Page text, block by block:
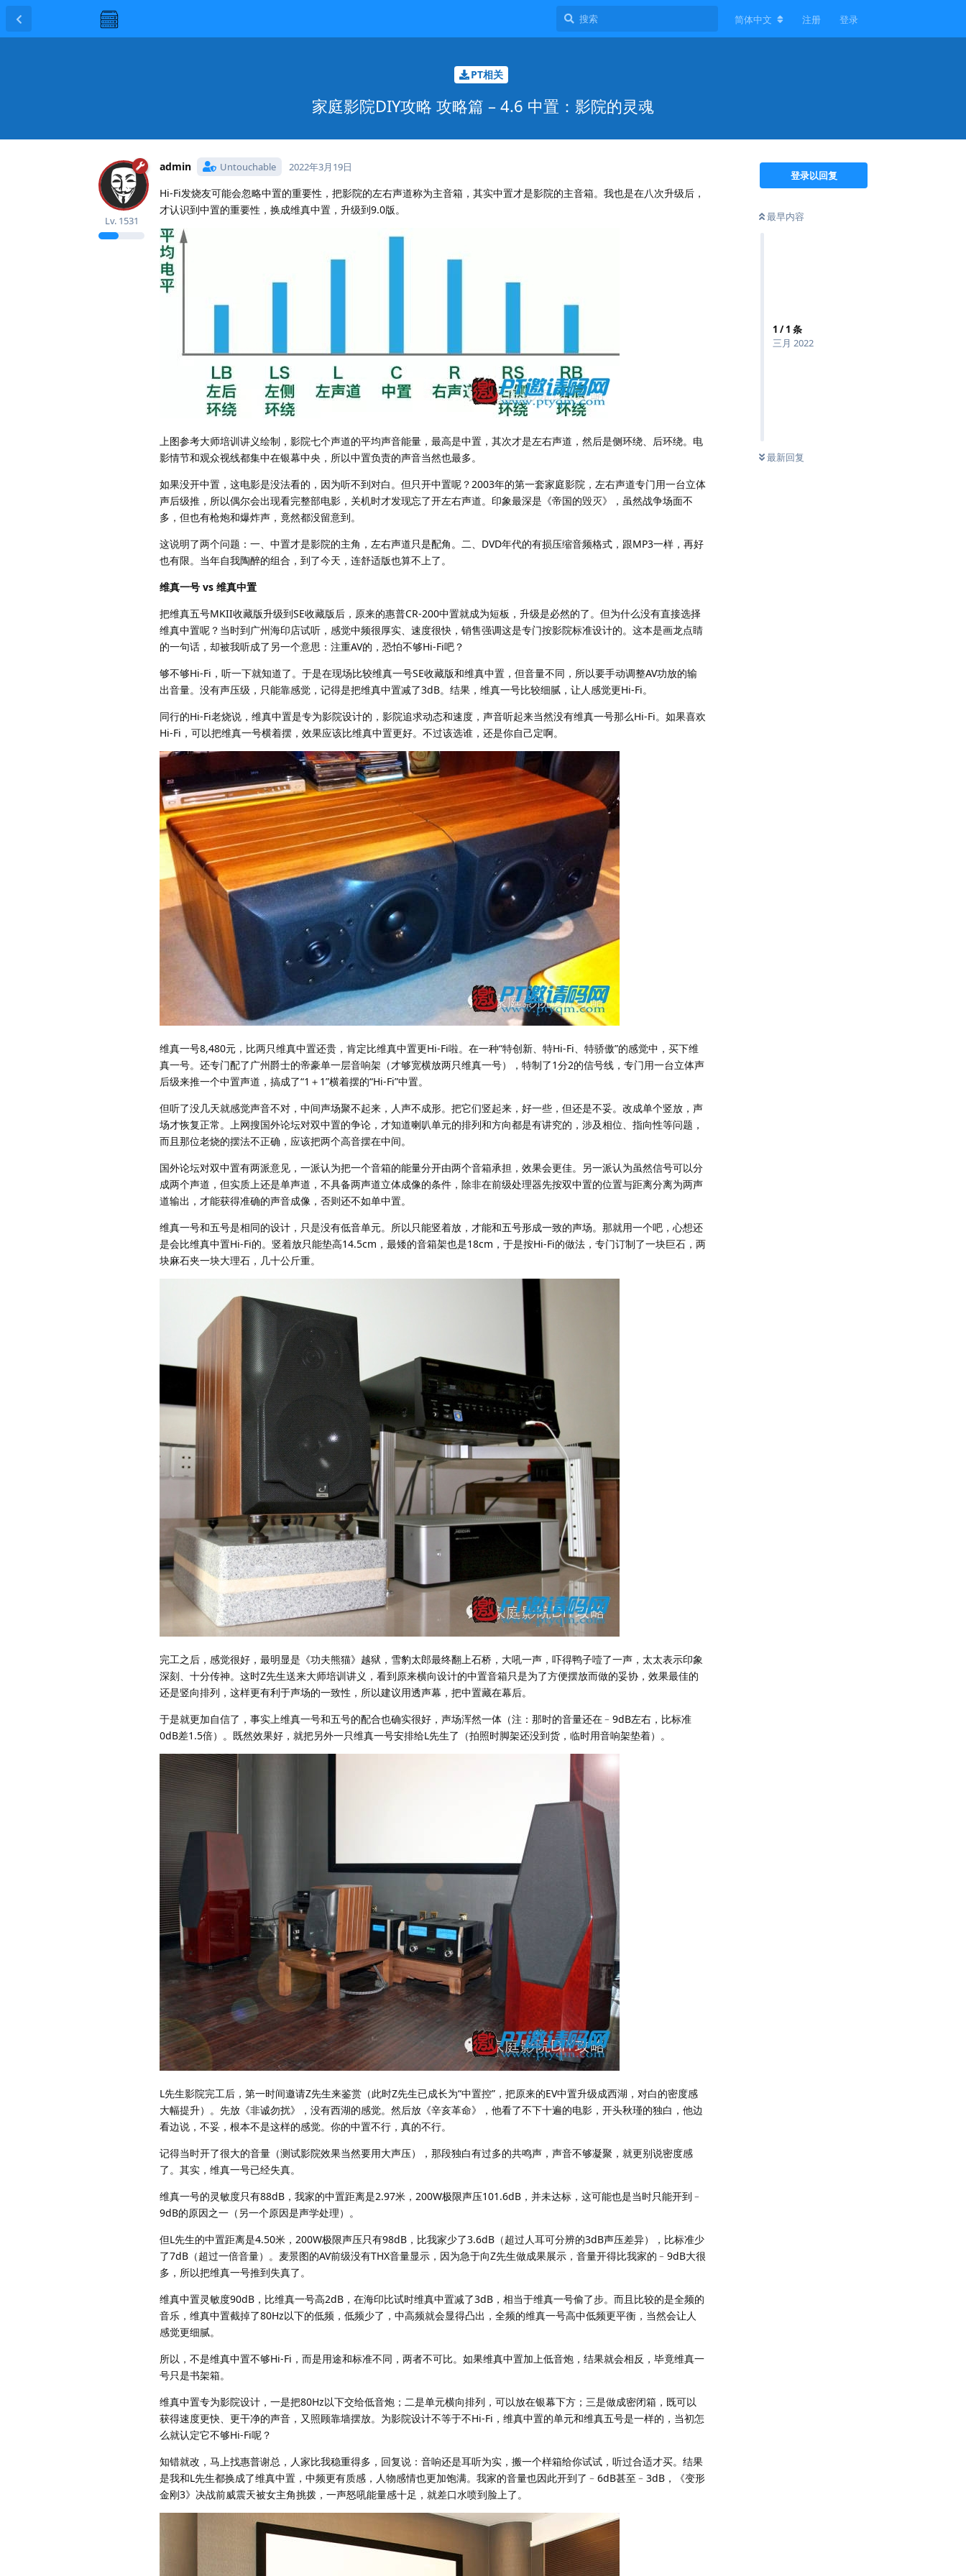
简体中文 注册 登录
PT相关
家庭影院DIY攻略 攻略篇 – 4.6 中置：影院的灵魂
登录以回复
最早内容
1 /1 条
三月 2022
最新回复
admin Untouchable
Lv. 1531
2022年3月19日
Hi-Fi发烧友可能会忽略中置的重要性，把影院的左右声道称为主音箱，其实中置才是影院的主音箱。我也是在八次升级后，
才认识到中置的重要性，换成维真中置，升级到9.0版。
上图参考大师培训讲义绘制，影院七个声道的平均声音能量，最高是中置，其次才是左右声道，然后是侧环绕、后环绕。电
影情节和观众视线都集中在银幕中央，所以中置负责的声音当然也最多。
如果没开中置，这电影是没法看的，因为听不到对白。但只开中置呢？2003年的第一套家庭影院，左右声道专门用一台立体
声后级推，所以偶尔会出现看完整部电影，关机时才发现忘了开左右声道。印象最深是《帝国的毁灭》，虽然战争场面不
多，但也有枪炮和爆炸声，竟然都没留意到。
这说明了两个问题：一、中置才是影院的主角，左右声道只是配角。二、DVD年代的有损压缩音频格式，跟MP3一样，再好
也有限。当年自我陶醉的组合，到了今天，连舒适版也算不上了。
维真一号 vs 维真中置
把维真五号MKII收藏版升级到SE收藏版后，原来的惠普CR-200中置就成为短板，升级是必然的了。但为什么没有直接选择
维真中置呢？当时到广州海印店试听，感觉中频很厚实、速度很快，销售强调这是专门按影院标准设计的。这本是画龙点睛
的一句话，却被我听成了另一个意思：注重AV的，恐怕不够Hi-Fi吧？
够不够Hi-Fi，听一下就知道了。于是在现场比较维真一号SE收藏版和维真中置，但音量不同，所以要手动调整AV功放的输
出音量。没有声压级，只能靠感觉，记得是把维真中置减了3dB。结果，维真一号比较细腻，让人感觉更Hi-Fi。
同行的Hi-Fi老烧说，维真中置是专为影院设计的，影院追求动态和速度，声音听起来当然没有维真一号那么Hi-Fi。如果喜欢
Hi-Fi，可以把维真一号横着摆，效果应该比维真中置更好。不过该选谁，还是你自己定啊。
维真一号8,480元，比两只维真中置还贵，肯定比维真中置更Hi-Fi啦。在一种“特创新、特Hi-Fi、特骄傲”的感觉中，买下维
真一号。还专门配了广州爵士的帝豪单一层音响架（才够宽横放两只维真一号），特制了1分2的信号线，专门用一台立体声
后级来推一个中置声道，搞成了“1＋1”横着摆的“Hi-Fi”中置。
但听了没几天就感觉声音不对，中间声场聚不起来，人声不成形。把它们竖起来，好一些，但还是不妥。改成单个竖放，声
场才恢复正常。上网搜国外论坛对双中置的争论，才知道喇叭单元的排列和方向都是有讲究的，涉及相位、指向性等问题，
而且那位老烧的摆法不正确，应该把两个高音摆在中间。
国外论坛对双中置有两派意见，一派认为把一个音箱的能量分开由两个音箱承担，效果会更佳。另一派认为虽然信号可以分
成两个声道，但实质上还是单声道，不具备两声道立体成像的条件，除非在前级处理器先按双中置的位置与距离分离为两声
道输出，才能获得准确的声音成像，否则还不如单中置。
维真一号和五号是相同的设计，只是没有低音单元。所以只能竖着放，才能和五号形成一致的声场。那就用一个吧，心想还
是会比维真中置Hi-Fi的。竖着放只能垫高14.5cm，最矮的音箱架也是18cm，于是按Hi-Fi的做法，专门订制了一块巨石，两
块麻石夹一块大理石，几十公斤重。
完工之后，感觉很好，最明显是《功夫熊猫》越狱，雪豹太郎最终翻上石桥，大吼一声，吓得鸭子噎了一声，太太表示印象
深刻、十分传神。这时Z先生送来大师培训讲义，看到原来横向设计的中置音箱只是为了方便摆放而做的妥协，效果最佳的
还是竖向排列，这样更有利于声场的一致性，所以建议用透声幕，把中置藏在幕后。
于是就更加自信了，事实上维真一号和五号的配合也确实很好，声场浑然一体（注：那时的音量还在﹣9dB左右，比标准
0dB差1.5倍）。既然效果好，就把另外一只维真一号安排给L先生了（拍照时脚架还没到货，临时用音响架垫着）。
L先生影院完工后，第一时间邀请Z先生来鉴赏（此时Z先生已成长为“中置控”，把原来的EV中置升级成西湖，对白的密度感
大幅提升）。先放《非诚勿扰》，没有西湖的感觉。然后放《辛亥革命》，他看了不下十遍的电影，开头秋瑾的独白，他边
看边说，不妥，根本不是这样的感觉。你的中置不行，真的不行。
记得当时开了很大的音量（测试影院效果当然要用大声压），那段独白有过多的共鸣声，声音不够凝聚，就更别说密度感
了。其实，维真一号已经失真。
维真一号的灵敏度只有88dB，我家的中置距离是2.97米，200W极限声压101.6dB，并未达标，这可能也是当时只能开到﹣
9dB的原因之一（另一个原因是声学处理）。
但L先生的中置距离是4.50米，200W极限声压只有98dB，比我家少了3.6dB（超过人耳可分辨的3dB声压差异），比标准少
了7dB（超过一倍音量）。麦景图的AV前级没有THX音量显示，因为急于向Z先生做成果展示，音量开得比我家的﹣9dB大很
多，所以把维真一号推到失真了。
维真中置灵敏度90dB，比维真一号高2dB，在海印比试时维真中置减了3dB，相当于维真一号偷了步。而且比较的是全频的
音乐，维真中置截掉了80Hz以下的低频，低频少了，中高频就会显得凸出，全频的维真一号高中低频更平衡，当然会让人
感觉更细腻。
所以，不是维真中置不够Hi-Fi，而是用途和标准不同，两者不可比。如果维真中置加上低音炮，结果就会相反，毕竟维真一
号只是书架箱。
维真中置专为影院设计，一是把80Hz以下交给低音炮；二是单元横向排列，可以放在银幕下方；三是做成密闭箱，既可以
获得速度更快、更干净的声音，又照顾靠墙摆放。为影院设计不等于不Hi-Fi，维真中置的单元和维真五号是一样的，当初怎
么就认定它不够Hi-Fi呢？
知错就改，马上找惠普谢总，人家比我稳重得多，回复说：音响还是耳听为实，搬一个样箱给你试试，听过合适才买。结果
是我和L先生都换成了维真中置，中频更有质感，人物感情也更加饱满。我家的音量也因此开到了﹣6dB甚至﹣3dB，《变形
金刚3》决战前威震天被女主角挑拨，一声怒吼能量感十足，就差口水喷到脸上了。